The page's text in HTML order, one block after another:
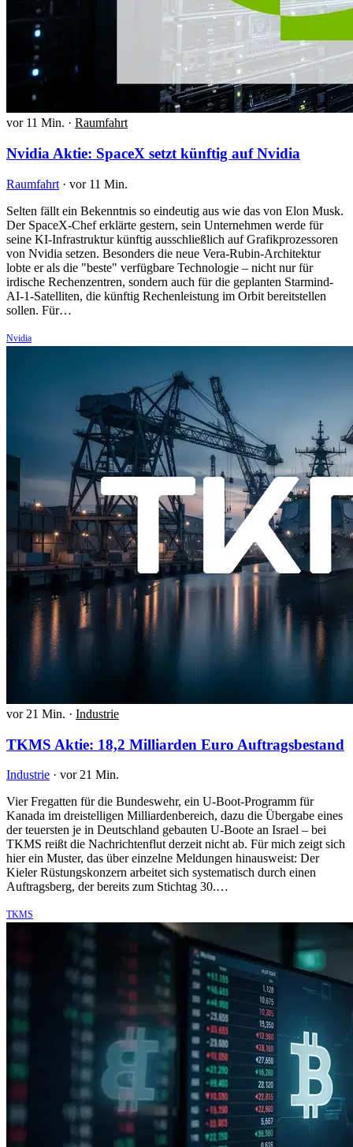
vor 11 Min. · Raumfahrt
Nvidia Aktie: SpaceX setzt künftig auf Nvidia
Raumfahrt · vor 11 Min.
Selten fällt ein Bekenntnis so eindeutig aus wie das von Elon Musk.
Der SpaceX-Chef erklärte gestern, sein Unternehmen werde für
seine KI-Infrastruktur künftig ausschließlich auf Grafikprozessoren
von Nvidia setzen. Besonders die neue Vera-Rubin-Architektur
lobte er als die "beste" verfügbare Technologie – nicht nur für
irdische Rechenzentren, sondern auch für die geplanten Starmind-
AI-1-Satelliten, die künftig Rechenleistung im Orbit bereitstellen
sollen. Für…
Nvidia
vor 21 Min. · Industrie
TKMS Aktie: 18,2 Milliarden Euro Auftragsbestand
Industrie · vor 21 Min.
Vier Fregatten für die Bundeswehr, ein U-Boot-Programm für
Kanada im dreistelligen Milliardenbereich, dazu die Übergabe eines
der teuersten je in Deutschland gebauten U-Boote an Israel – bei
TKMS reißt die Nachrichtenflut derzeit nicht ab. Für mich zeigt sich
hier ein Muster, das über einzelne Meldungen hinausweist: Der
Kieler Rüstungskonzern arbeitet sich systematisch durch einen
Auftragsberg, der bereits zum Stichtag 30.…
TKMS